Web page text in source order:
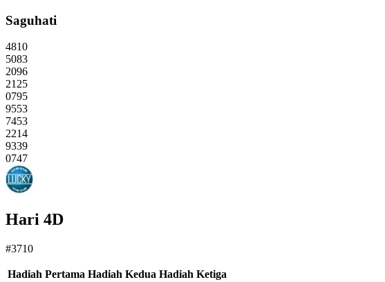
Saguhati
4810
5083
2096
2125
0795
9553
7453
2214
9339
0747
Hari 4D
#3710
Hadiah Pertama Hadiah Kedua Hadiah Ketiga